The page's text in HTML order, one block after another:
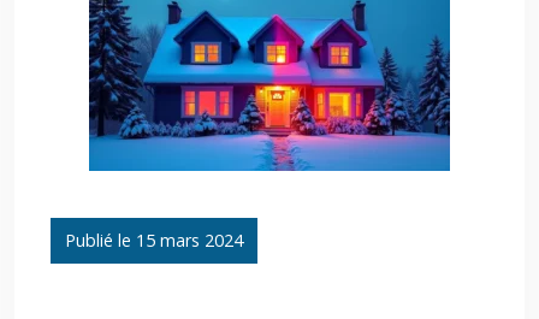
Publié le 15 mars 2024